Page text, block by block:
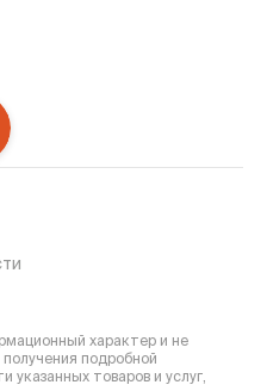
характер и не
подробной
указанных товаров и услуг,